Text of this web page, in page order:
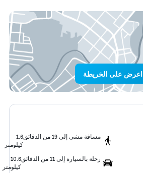
اعرض على الخريطة
مسافة مشي إلى 19 من الدقائق
1.6
كيلومتر
رحلة بالسيارة إلى 11 من الدقائق
10.6
كيلومتر